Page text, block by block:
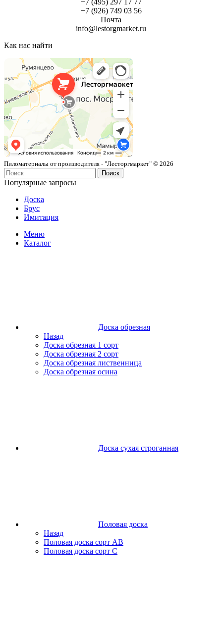
+7 (926) 749 03 56
Почта
info@lestorgmarket.ru
Как нас найти
Лесторгмаркет
Пиломатериалы в Москве
Пиломатериалы от производителя - "Лесторгмаркет" © 2026
Поиск
Популярные запросы
Доска
Брус
Имитация
Меню
Каталог
Доска обрезная
Назад
Доска обрезная 1 сорт
Доска обрезная 2 сорт
Доска обрезная лиственница
Доска обрезная осина
Доска сухая строганная
Половая доска
Назад
Половая доска сорт АВ
Половая доска сорт С